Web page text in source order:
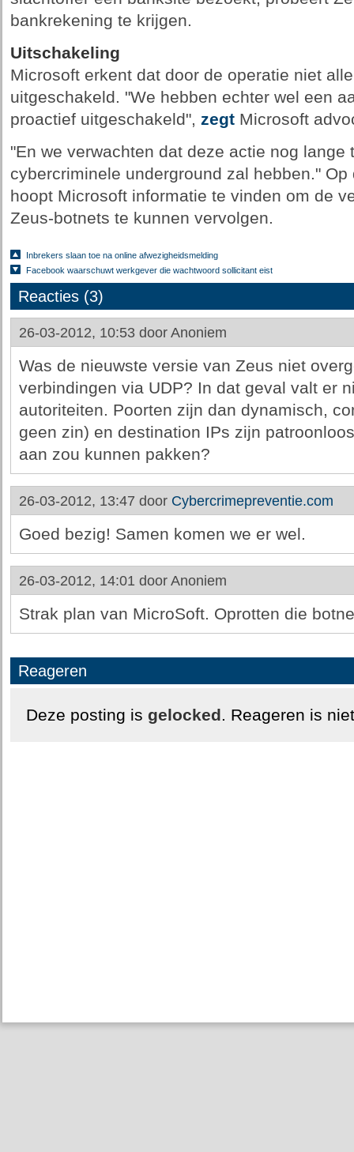
bankrekening te krijgen.
Uitschakeling
Microsoft erkent dat door de operatie niet
uitgeschakeld. "We hebben echter wel een
proactief uitgeschakeld", zegtMicrosoft
"En we verwachten dat deze actie nog
cybercriminele underground zal hebben."
hoopt Microsoft informatie te vinden om de
Zeus-botnets te kunnen vervolgen.
Inbrekers slaan toe na online afwezigheidsmelding
Facebook waarschuwt werkgever die wachtwoord sollicitant eist
Reacties (3)
26-03-2012, 10:53 door Anoniem
Was de nieuwste versie van Zeus niet
verbindingen via UDP? In dat geval valt er
autoriteiten. Poorten zijn dan dynamisch,
geen zin) en destination IPs zijn
aan zou kunnen pakken?
26-03-2012, 13:47 door Cybercrimepreventie.com
Goed bezig! Samen komen we er wel.
26-03-2012, 14:01 door Anoniem
Strak plan van MicroSoft. Oprotten die
Reageren
Deze posting is gelocked. Reageren is